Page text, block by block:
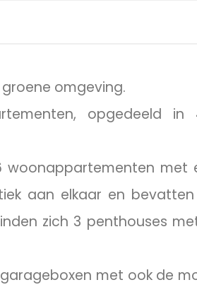
groene omgeving.
opgedeeld
woonappartementen met
aan elkaar en
zich 3 penthouses
met ook de